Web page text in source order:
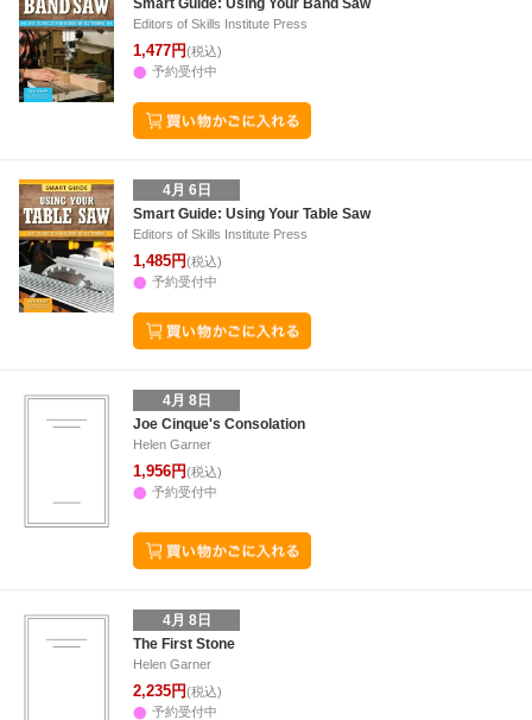
Smart Guide: Using Your Band Saw
Editors of Skills Institute Press
1,477円(税込)
予約受付中
4月 6日
Smart Guide: Using Your Table Saw
Editors of Skills Institute Press
1,485円(税込)
予約受付中
4月 8日
Joe Cinque's Consolation
Helen Garner
1,956円(税込)
予約受付中
4月 8日
The First Stone
Helen Garner
2,235円(税込)
予約受付中